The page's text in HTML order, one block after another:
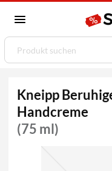
Kneipp
Handcreme
(75 ml)